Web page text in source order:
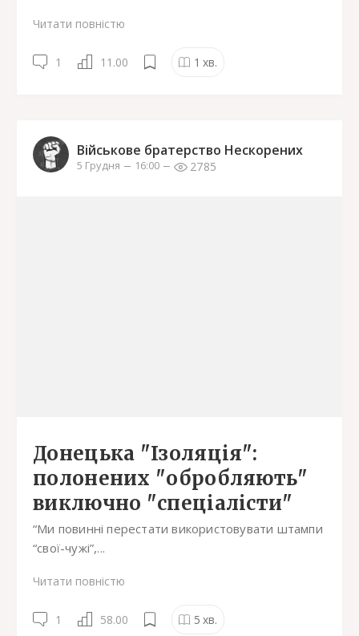
Читати повністю
1 11.00 1 хв.
Військове братерство Нескорених
5 Грудня 16:00 2785
Донецька "Ізоляція":
полонених "обробляють"
виключно "спеціалісти"
“Ми повинні перестати використовувати штампи
“свої-чужі”,...
Читати повністю
1 58.00 5 хв.